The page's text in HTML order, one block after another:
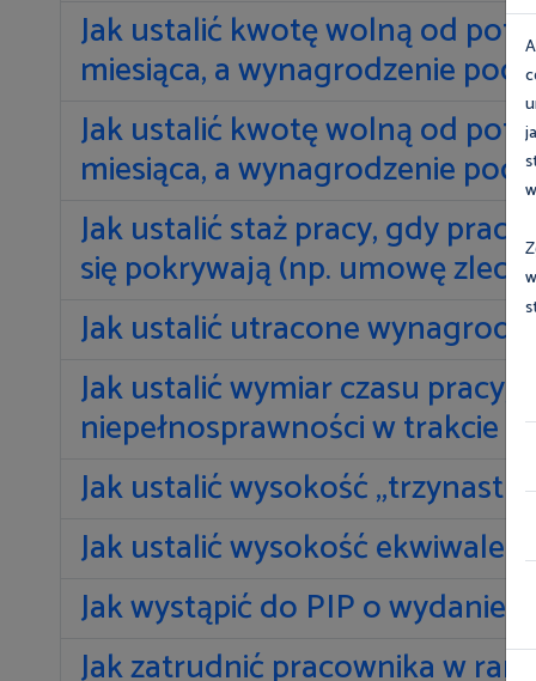
Jak ustalić kwotę wolną od
miesiąca, a wynagrodzenie
Jak ustalić kwotę wolną od
miesiąca, a wynagrodzenie
Jak ustalić staż pracy, gdy
się pokrywają (np. umowę
Jak ustalić utracone
Jak ustalić wymiar czasu
niepełnosprawności w trakcie
Jak ustalić wysokość
Jak ustalić wysokość
Jak wystąpić do PIP o
Jak zatrudnić pracownika w